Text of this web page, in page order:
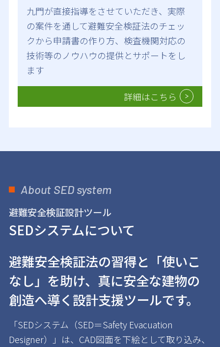
九門が直接指導をさせていただき、実際
の案件を通して避難安全検証法のチェッ
クから申請書の作り方、検査機関対応の
技術等のノウハウの提供とサポートをし
ます
詳細はこちら
About SED system
避難安全検証設計ツール
SEDシステムについて
避難安全検証法の習得と「使いこ
なし」を助け、 真に安全な建物の
創造へ導く設計支援ツールです。
「SEDシステム（SED＝Safety Evacuation
Designer）」は、CAD図面を下絵として取り込み、